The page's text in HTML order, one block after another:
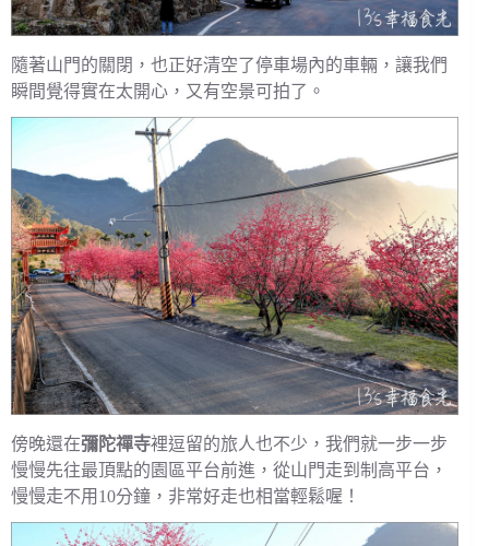
隨著山門的關閉，也正好清空了停車場內的車輛，讓我們
瞬間覺得實在太開心，又有空景可拍了。
傍晚還在彌陀禪寺裡逗留的旅人也不少，我們就一步一步
慢慢先往最頂點的園區平台前進，從山門走到制高平台，
慢慢走不用10分鐘，非常好走也相當輕鬆喔！